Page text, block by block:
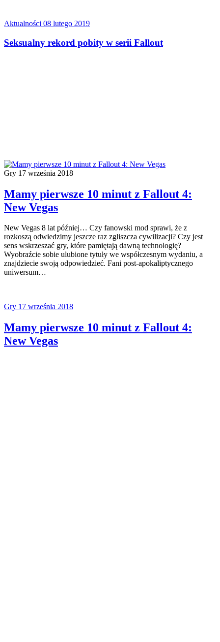
Aktualności 08 lutego 2019
Seksualny rekord pobity w serii Fallout
Gry 17 września 2018
Mamy pierwsze 10 minut z Fallout 4:
New Vegas
New Vegas 8 lat później… Czy fanowski mod sprawi, że z
rozkoszą odwiedzimy jeszcze raz zgliszcza cywilizacji? Czy jest
sens wskrzeszać gry, które pamiętają dawną technologię?
Wyobraźcie sobie ulubione tytuły we współczesnym wydaniu, a
znajdziecie swoją odpowiedzieć. Fani post-apokaliptycznego
uniwersum…
Gry 17 września 2018
Mamy pierwsze 10 minut z Fallout 4:
New Vegas